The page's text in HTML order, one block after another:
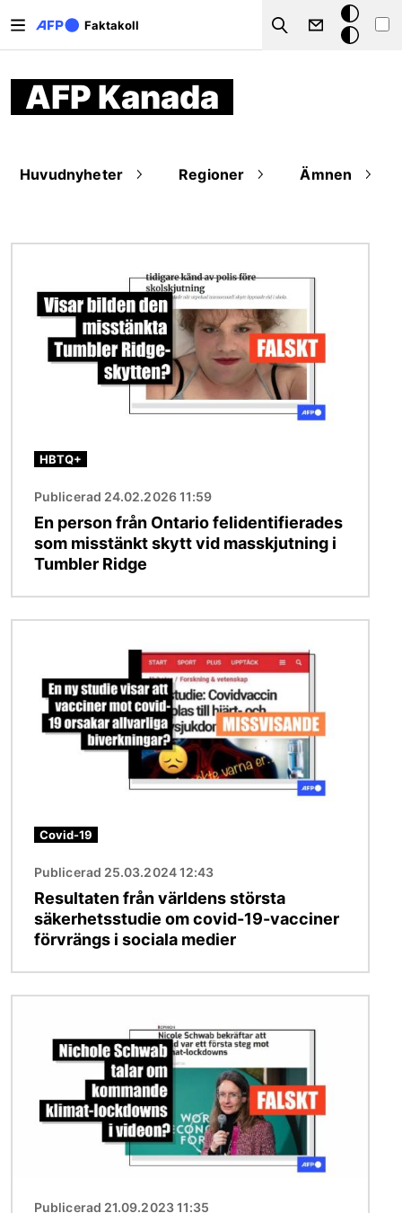
Faktakoll
Search
Mörkt
läge
AFP Kanada
Huvudnyheter Regioner Ämnen
HBTQ+
Publicerad 24.02.2026 11:59
En person från Ontario felidentifierades
som misstänkt skytt vid masskjutning i
Tumbler Ridge
Covid-19
Publicerad 25.03.2024 12:43
Resultaten från världens största
säkerhetsstudie om covid-19-vacciner
förvrängs i sociala medier
Publicerad 21.09.2023 11:35